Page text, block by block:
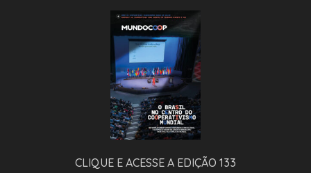
CLIQUE E ACESSE A EDIÇÃO 133